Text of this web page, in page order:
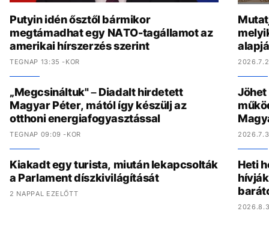
Putyin idén ősztől bármikor
megtámadhat egy NATO-tagállamot az
amerikai hírszerzés szerint
TEGNAP 13:35 -KOR
„Megcsináltuk" – Diadalt hirdetett
Magyar Péter, mától így készülj az
otthoni energiafogyasztással
TEGNAP 09:09 -KOR
Kiakadt egy turista, miután lekapcsolták
a Parlament díszkivilágítását
2 NAPPAL EZELŐTT
Jöhet
Heti